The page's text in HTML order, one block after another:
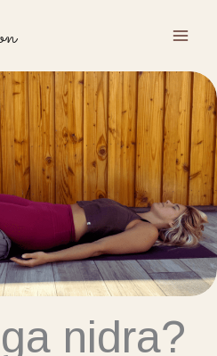
nidra?